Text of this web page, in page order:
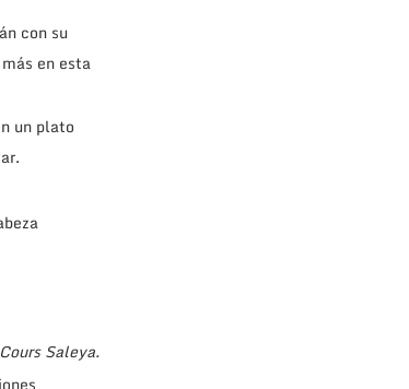
con su
en esta
un plato
Cours Saleya.